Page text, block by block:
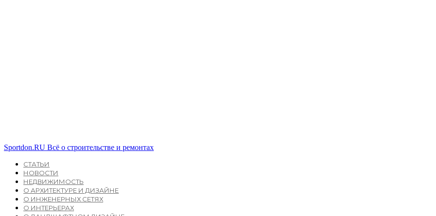
Sportdon.RU Всё о строительстве и ремонтах
СТАТЬИ
НОВОСТИ
НЕДВИЖИМОСТЬ
О АРХИТЕКТУРЕ И ДИЗАЙНЕ
О ИНЖЕНЕРНЫХ СЕТЯХ
О ИНТЕРЬЕРАХ